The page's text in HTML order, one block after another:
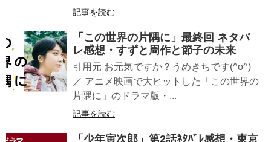
記事を読む
「この世界の片隅に」最終回 ネタバ
レ感想・すずと周作と節子の未来
引用元 お元気ですか？うめきちです(^o^)
／ アニメ映画で大ヒットした「この世界の
片隅に」のドラマ版・...
記事を読む
「少年寅次郎」第2話ﾈﾀﾊﾞﾚ感想・東京